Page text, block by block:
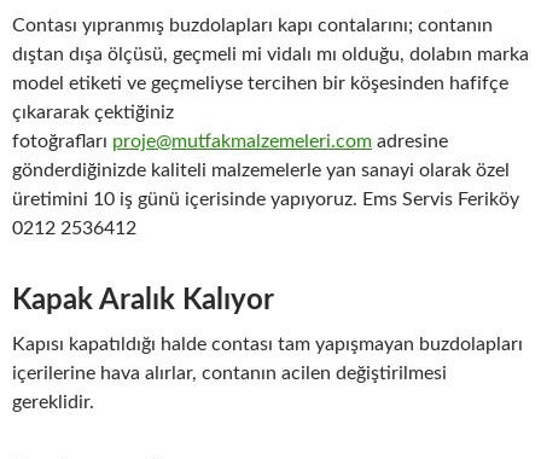
Contası yıpranmış buzdolapları kapı contalarını; contanın
dıştan dışa ölçüsü, geçmeli mi vidalı mı olduğu, dolabın marka
model etiketi ve geçmeliyse tercihen bir köşesinden hafifçe
çıkararak çektiğiniz
fotoğrafları proje@mutfakmalzemeleri.com adresine
gönderdiğinizde kaliteli malzemelerle yan sanayi olarak özel
üretimini 10 iş günü içerisinde yapıyoruz. Ems Servis Feriköy
0212 2536412
Kapak Aralık Kalıyor
Kapısı kapatıldığı halde contası tam yapışmayan buzdolapları
içerilerine hava alırlar, contanın acilen değiştirilmesi
gereklidir.